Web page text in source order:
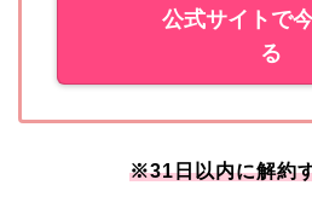
公式サイトで
る
※31日以内に解約